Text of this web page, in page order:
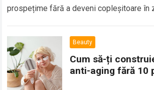
prospețime fără a deveni copleșitoare în
Beauty
Cum să-ți
anti-aging fără 10